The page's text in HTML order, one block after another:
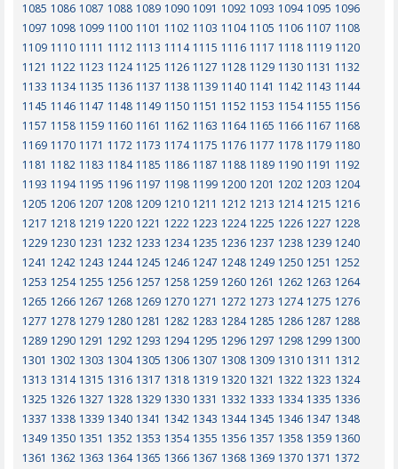
1085 1086 1087 1088 1089 1090 1091 1092 1093 1094 1095 1096
1097 1098 1099 1100 1101 1102 1103 1104 1105 1106 1107 1108
1109 1110 1111 1112 1113 1114 1115 1116 1117 1118 1119 1120
1121 1122 1123 1124 1125 1126 1127 1128 1129 1130 1131 1132
1133 1134 1135 1136 1137 1138 1139 1140 1141 1142 1143 1144
1145 1146 1147 1148 1149 1150 1151 1152 1153 1154 1155 1156
1157 1158 1159 1160 1161 1162 1163 1164 1165 1166 1167 1168
1169 1170 1171 1172 1173 1174 1175 1176 1177 1178 1179 1180
1181 1182 1183 1184 1185 1186 1187 1188 1189 1190 1191 1192
1193 1194 1195 1196 1197 1198 1199 1200 1201 1202 1203 1204
1205 1206 1207 1208 1209 1210 1211 1212 1213 1214 1215 1216
1217 1218 1219 1220 1221 1222 1223 1224 1225 1226 1227 1228
1229 1230 1231 1232 1233 1234 1235 1236 1237 1238 1239 1240
1241 1242 1243 1244 1245 1246 1247 1248 1249 1250 1251 1252
1253 1254 1255 1256 1257 1258 1259 1260 1261 1262 1263 1264
1265 1266 1267 1268 1269 1270 1271 1272 1273 1274 1275 1276
1277 1278 1279 1280 1281 1282 1283 1284 1285 1286 1287 1288
1289 1290 1291 1292 1293 1294 1295 1296 1297 1298 1299 1300
1301 1302 1303 1304 1305 1306 1307 1308 1309 1310 1311 1312
1313 1314 1315 1316 1317 1318 1319 1320 1321 1322 1323 1324
1325 1326 1327 1328 1329 1330 1331 1332 1333 1334 1335 1336
1337 1338 1339 1340 1341 1342 1343 1344 1345 1346 1347 1348
1349 1350 1351 1352 1353 1354 1355 1356 1357 1358 1359 1360
1361 1362 1363 1364 1365 1366 1367 1368 1369 1370 1371 1372